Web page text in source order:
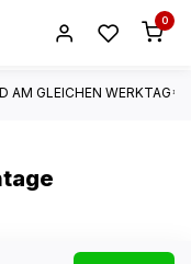
0
AM GLEICHEN WERKTAG*